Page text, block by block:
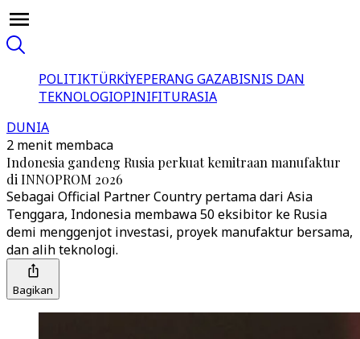
POLITIKTÜRKİYEPERANG GAZABISNIS DAN
TEKNOLOGIOPINIFITURASIA
DUNIA
2 menit membaca
Indonesia gandeng Rusia perkuat kemitraan manufaktur
di INNOPROM 2026
Sebagai Official Partner Country pertama dari Asia
Tenggara, Indonesia membawa 50 eksibitor ke Rusia
demi menggenjot investasi, proyek manufaktur bersama,
dan alih teknologi.
Bagikan